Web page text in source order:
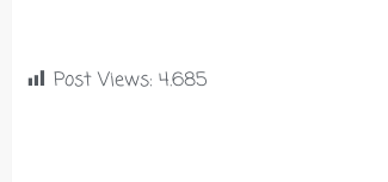
Post Views: 4.685